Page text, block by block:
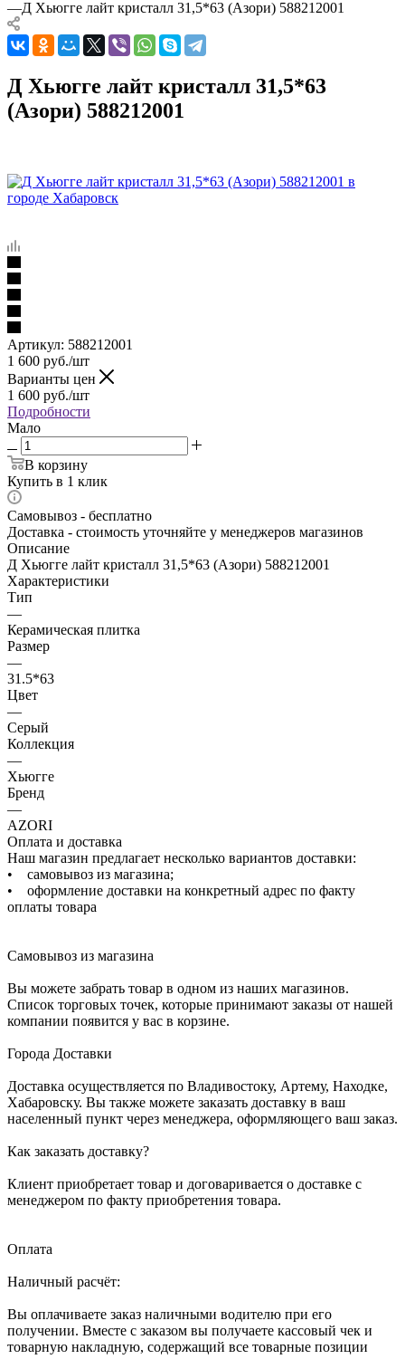
—Д Хьюгге лайт кристалл 31,5*63 (Азори) 588212001
Д Хьюгге лайт кристалл 31,5*63
(Азори) 588212001
Артикул: 588212001
1 600 руб./шт
Варианты цен
1 600 руб./шт
Подробности
Мало
В корзину
Купить в 1 клик
Самовывоз - бесплатно
Доставка - стоимость уточняйте у менеджеров магазинов
Описание
Д Хьюгге лайт кристалл 31,5*63 (Азори) 588212001
Характеристики
Тип
—
Керамическая плитка
Размер
—
31.5*63
Цвет
—
Серый
Коллекция
—
Хьюгге
Бренд
—
AZORI
Оплата и доставка
Наш магазин предлагает несколько вариантов доставки:
• самовывоз из магазина;
• оформление доставки на конкретный адрес по факту
оплаты товара
Самовывоз из магазина
Вы можете забрать товар в одном из наших магазинов.
Список торговых точек, которые принимают заказы от нашей
компании появится у вас в корзине.
Города Доставки
Доставка осуществляется по Владивостоку, Артему, Находке,
Хабаровску. Вы также можете заказать доставку в ваш
населенный пункт через менеджера, оформляющего ваш заказ.
Как заказать доставку?
Клиент приобретает товар и договаривается о доставке с
менеджером по факту приобретения товара.
Оплата
Наличный расчёт:
Вы оплачиваете заказ наличными водителю при его
получении. Вместе с заказом вы получаете кассовый чек и
товарную накладную, содержащий все товарные позиции